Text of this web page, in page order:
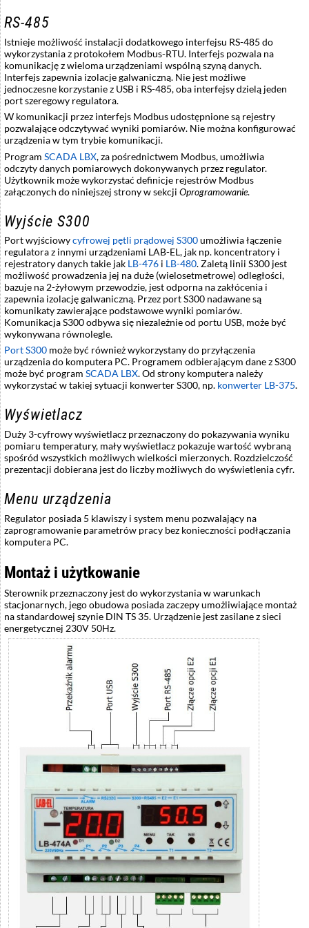
RS-485
Istnieje możliwość instalacji dodatkowego interfejsu RS-485 do
wykorzystania z protokołem Modbus-RTU. Interfejs pozwala na
komunikację z wieloma urządzeniami wspólną szyną danych.
Interfejs zapewnia izolacje galwaniczną. Nie jest możliwe
jednoczesne korzystanie z USB i RS-485, oba interfejsy dzielą jeden
port szeregowy regulatora.
W komunikacji przez interfejs Modbus udostępnione są rejestry
pozwalające odczytywać wyniki pomiarów. Nie można konfigurować
urządzenia w tym trybie komunikacji.
Program SCADA LBX, za pośrednictwem Modbus, umożliwia
odczyty danych pomiarowych dokonywanych przez regulator.
Użytkownik może wykorzystać definicje rejestrów Modbus
załączonych do niniejszej strony w sekcji Oprogramowanie.
Wyjście S300
Port wyjściowycyfrowej pętli prądowej S300umożliwia łączenie
regulatora z innymi urządzeniami LAB-EL, jak np. koncentratory i
rejestratory danych takie jak LB-476 i LB-480. Zaletą linii S300 jest
możliwość prowadzenia jej na duże (wielosetmetrowe) odległości,
bazuje na 2-żyłowym przewodzie, jest odporna na zakłócenia i
zapewnia izolację galwaniczną. Przez port S300 nadawane są
komunikaty zawierające podstawowe wyniki pomiarów.
Komunikacja S300 odbywa się niezależnie od portu USB, może być
wykonywana równolegle.
Port S300 może być również wykorzystany do przyłączenia
urządzenia do komputera PC. Programem odbierającym dane z S300
może być program SCADA LBX. Od strony komputera należy
wykorzystać w takiej sytuacji konwerter S300, np. konwerter LB-375.
Wyświetlacz
Duży 3-cyfrowy wyświetlacz przeznaczony do pokazywania wyniku
pomiaru temperatury, mały wyświetlacz pokazuje wartość wybraną
spośród wszystkich możliwych wielkości mierzonych. Rozdzielczość
prezentacji dobierana jest do liczby możliwych do wyświetlenia cyfr.
Menu urządzenia
Regulator posiada 5 klawiszy i system menu pozwalający na
zaprogramowanie parametrów pracy bez konieczności podłączania
komputera PC.
Montaż i użytkowanie
Sterownik przeznaczony jest do wykorzystania w warunkach
stacjonarnych, jego obudowa posiada zaczepy umożliwiające montaż
na standardowej szynie DIN TS 35. Urządzenie jest zasilane z sieci
energetycznej 230V 50Hz.